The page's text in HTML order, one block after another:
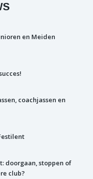
en Meiden
coachjassen en
doorgaan, stoppen of
club?